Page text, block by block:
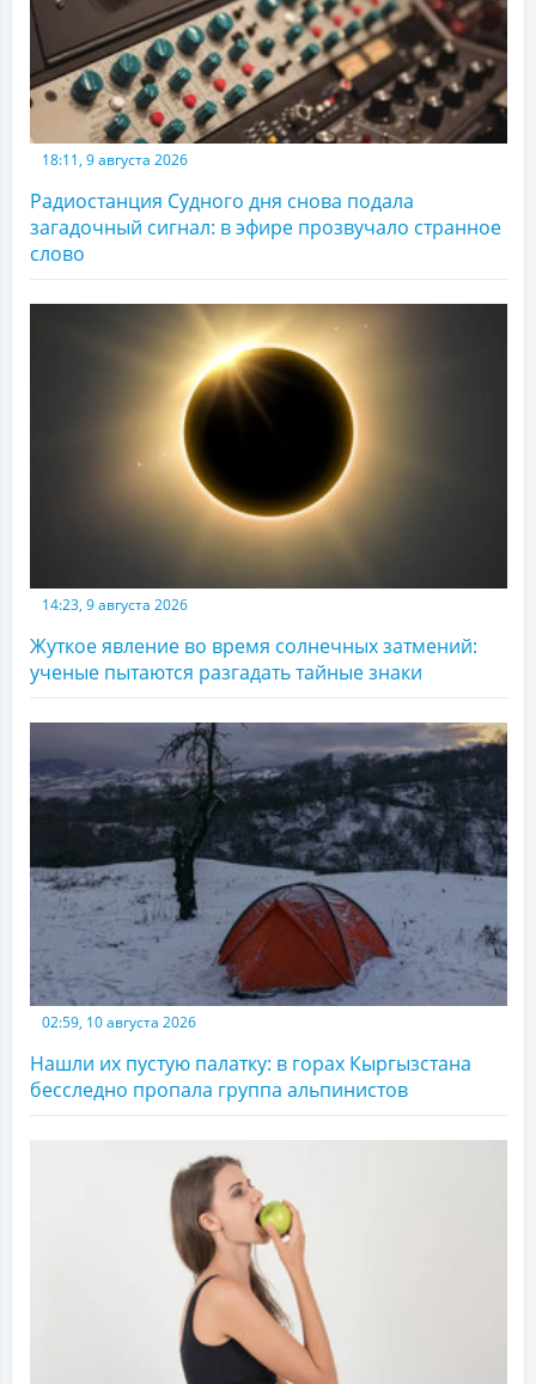
18:11, 9 августа 2026
Радиостанция Судного дня снова подала
загадочный сигнал: в эфире прозвучало странное
слово
14:23, 9 августа 2026
Жуткое явление во время солнечных затмений:
ученые пытаются разгадать тайные знаки
02:59, 10 августа 2026
Нашли их пустую палатку: в горах Кыргызстана
бесследно пропала группа альпинистов